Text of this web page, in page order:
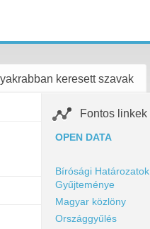
keresett szavak
Fontos linkek
OPEN DATA
Bírósági Határozatok
Gyűjteménye
Magyar közlöny
Országgyűlés